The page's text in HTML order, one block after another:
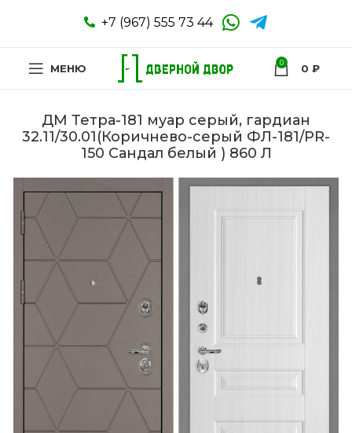
+7 (967) 555 73 44
МЕНЮ 0 0 ₽
ДМ Тетра-181 муар серый, гардиан
32.11/30.01(Коричнево-серый ФЛ-181/PR-
150 Сандал белый ) 860 Л